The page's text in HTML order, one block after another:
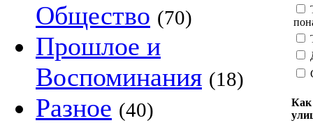
Общество (70)
Прошлое и
Воспоминания (18)
Разное (40)
Как